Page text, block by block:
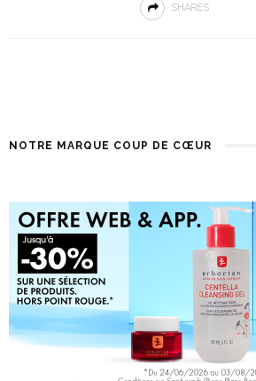
SHARES
NOTRE MARQUE COUP DE CŒUR